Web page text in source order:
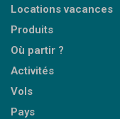
Locations vacances
Produits
Où partir ?
Activités
Vols
Pays